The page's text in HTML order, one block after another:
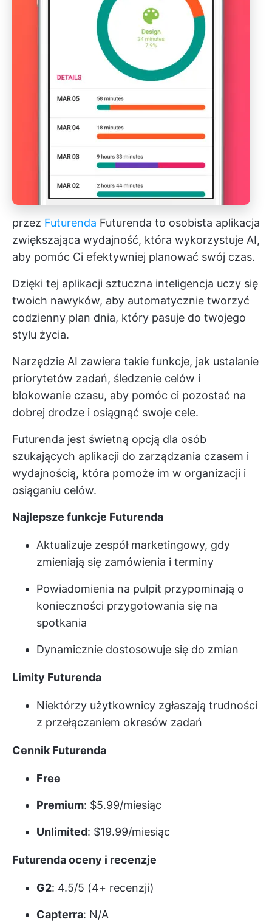
przez Futurenda Futurenda to osobista aplikacja
zwiększająca wydajność, która wykorzystuje AI,
aby pomóc Ci efektywniej planować swój czas.
Dzięki tej aplikacji sztuczna inteligencja uczy się
twoich nawyków, aby automatycznie tworzyć
codzienny plan dnia, który pasuje do twojego
stylu życia.
Narzędzie AI zawiera takie funkcje, jak ustalanie
priorytetów zadań, śledzenie celów i
blokowanie czasu, aby pomóc ci pozostać na
dobrej drodze i osiągnąć swoje cele.
Futurenda jest świetną opcją dla osób
szukających aplikacji do zarządzania czasem i
wydajnością, która pomoże im w organizacji i
osiąganiu celów.
Najlepsze funkcje Futurenda
Aktualizuje zespół marketingowy, gdy
zmieniają się zamówienia i terminy
Powiadomienia na pulpit przypominają o
konieczności przygotowania się na
spotkania
Dynamicznie dostosowuje się do zmian
Limity Futurenda
Niektórzy użytkownicy zgłaszają trudności
z przełączaniem okresów zadań
Cennik Futurenda
Free
Premium: $5.99/miesiąc
Unlimited: $19.99/miesiąc
Futurenda oceny i recenzje
G2: 4.5/5 (4+ recenzji)
Capterra: N/A